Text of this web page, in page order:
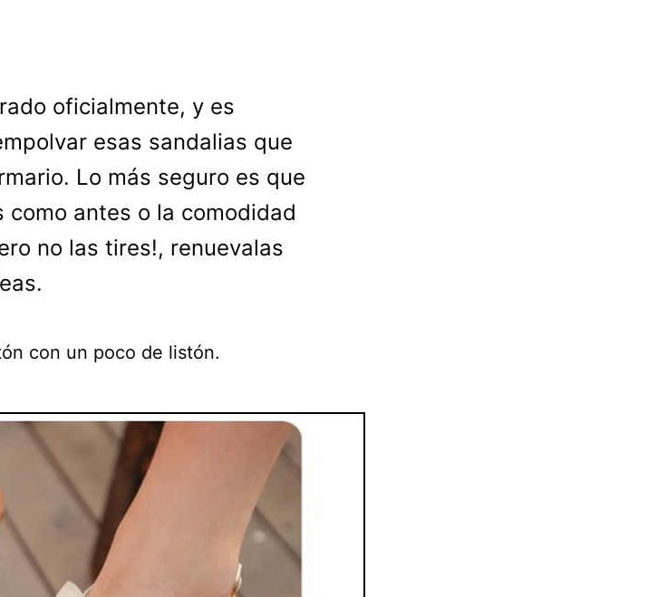
oficialmente, y es
esas sandalias que
Lo más seguro es que
como antes o la comodidad
no las tires!, renuevalas
con un poco de listón.